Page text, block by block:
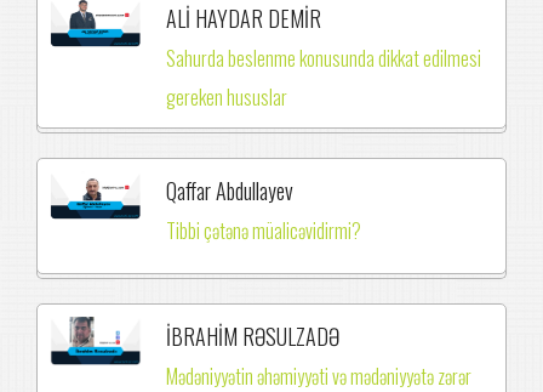
ALİ HAYDAR DEMİR
Sahurda beslenme konusunda dikkat edilmesi
gereken hususlar
Qaffar Abdullayev
Tibbi çətənə müalicəvidirmi?
İBRAHİM RƏSULZADƏ
Mədəniyyətin əhəmiyyəti və mədəniyyətə zərər